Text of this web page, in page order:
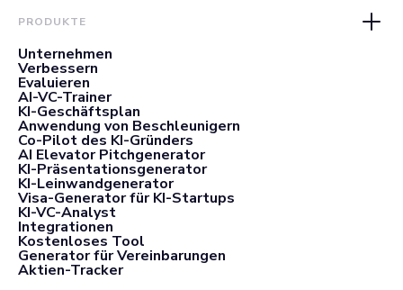
PRODUKTE
Unternehmen
Verbessern
Evaluieren
AI-VC-Trainer
KI-Geschäftsplan
Anwendung von Beschleunigern
Co-Pilot des KI-Gründers
AI Elevator Pitchgenerator
KI-Präsentationsgenerator
KI-Leinwandgenerator
Visa-Generator für KI-Startups
KI-VC-Analyst
Integrationen
Kostenloses Tool
Generator für Vereinbarungen
Aktien-Tracker